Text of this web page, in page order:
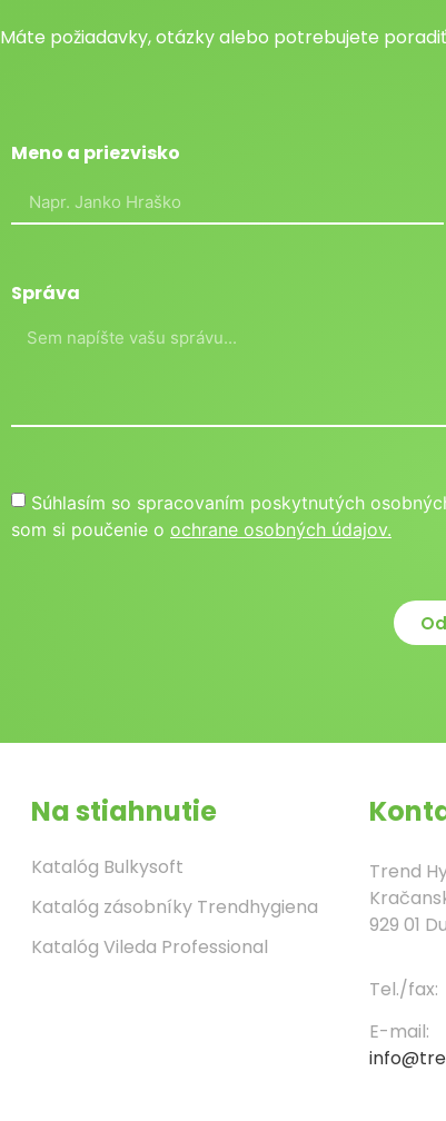
Máte požiadavky, otázky alebo potrebujete
Meno a priezvisko
Správa
Súhlasím so spracovaním poskytnutých
som si poučenie o ochrane osobných údajov.
Na stiahnutie
Katalóg Bulkysoft
Katalóg zásobníky Trendhygiena
Katalóg Vileda Professional
Trend
929 01
Tel./fax:
E-mail: